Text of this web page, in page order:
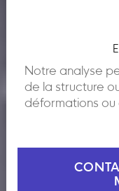
Notre analyse
de la structure
déformations